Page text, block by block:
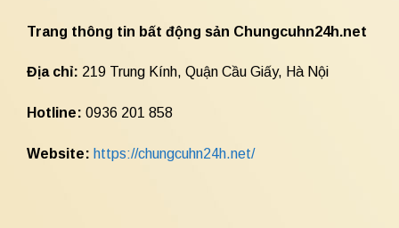
Trang thông tin bất động sản Chungcuhn24h.net
Địa chỉ: 219 Trung Kính, Quận Cầu Giấy, Hà Nội
Hotline: 0936 201 858
Website: https://chungcuhn24h.net/